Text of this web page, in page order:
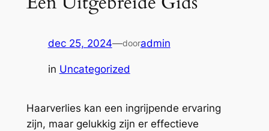
dec 25, 2024—dooradmin
in Uncategorized
Haarverlies kan een ingrijpende ervaring
zijn, maar gelukkig zijn er effectieve